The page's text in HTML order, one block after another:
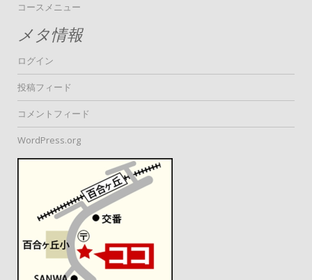
コースメニュー
メタ情報
ログイン
投稿フィード
コメントフィード
WordPress.org